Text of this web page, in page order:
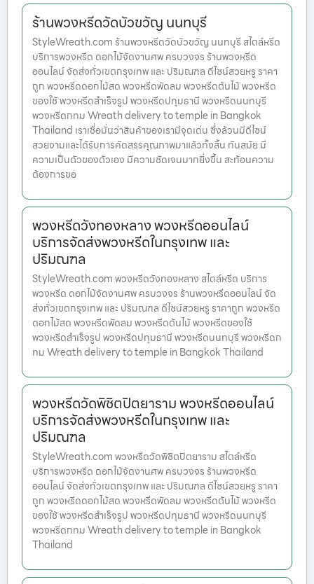
ร้านพวงหรีดวัดบัวขวัญ นนทบุรี
StyleWreath.com ร้านพวงหรีดวัดบัวขวัญ นนทบุรี สไตล์หรีด
บริการพวงหรีด ดอกไม้จัดงานศพ ครบวงจร ร้านพวงหรีด
ออนไลน์ จัดส่งทั่วเขตกรุงเทพ และ ปริมณฑล ดีไซน์สวยหรู ราคา
ถูก พวงหรีดดอกไม้สด พวงหรีดพัดลม พวงหรีดต้นไม้ พวงหรีด
ของใช้ พวงหรีดสำเร็จรูป พวงหรีดปทุมธานี พวงหรีดนนทบุรี
พวงหรีดกทม Wreath delivery to temple in Bangkok
Thailand เราเชื่อมั่นว่าสินค้าของเรามีจุดเด่น ซึ่งล้วนมีดีไซน์
สวยงามและได้รับการคัดสรรคุณภาพมาแล้วทั้งสิ้น ทันสมัย มี
ความเป็นตัวของตัวเอง มีความชัดเจนมากยิ่งขึ้น สะท้อนความ
ต้องการขอ
พวงหรีดวังทองหลาง พวงหรีดออนไลน์
บริการจัดส่งพวงหรีดในกรุงเทพ และ
ปริมณฑล
StyleWreath.com พวงหรีดวังทองหลาง สไตล์หรีด บริการ
พวงหรีด ดอกไม้จัดงานศพ ครบวงจร ร้านพวงหรีดออนไลน์ จัด
ส่งทั่วเขตกรุงเทพ และ ปริมณฑล ดีไซน์สวยหรู ราคาถูก พวงหรีด
ดอกไม้สด พวงหรีดพัดลม พวงหรีดต้นไม้ พวงหรีดของใช้
พวงหรีดสำเร็จรูป พวงหรีดปทุมธานี พวงหรีดนนทบุรี พวงหรีดก
ทม Wreath delivery to temple in Bangkok Thailand
พวงหรีดวัดพิชิตปิตยาราม พวงหรีดออนไลน์
บริการจัดส่งพวงหรีดในกรุงเทพ และ
ปริมณฑล
StyleWreath.com พวงหรีดวัดพิชิตปิตยาราม สไตล์หรีด
บริการพวงหรีด ดอกไม้จัดงานศพ ครบวงจร ร้านพวงหรีด
ออนไลน์ จัดส่งทั่วเขตกรุงเทพ และ ปริมณฑล ดีไซน์สวยหรู ราคา
ถูก พวงหรีดดอกไม้สด พวงหรีดพัดลม พวงหรีดต้นไม้ พวงหรีด
ของใช้ พวงหรีดสำเร็จรูป พวงหรีดปทุมธานี พวงหรีดนนทบุรี
พวงหรีดกทม Wreath delivery to temple in Bangkok
Thailand